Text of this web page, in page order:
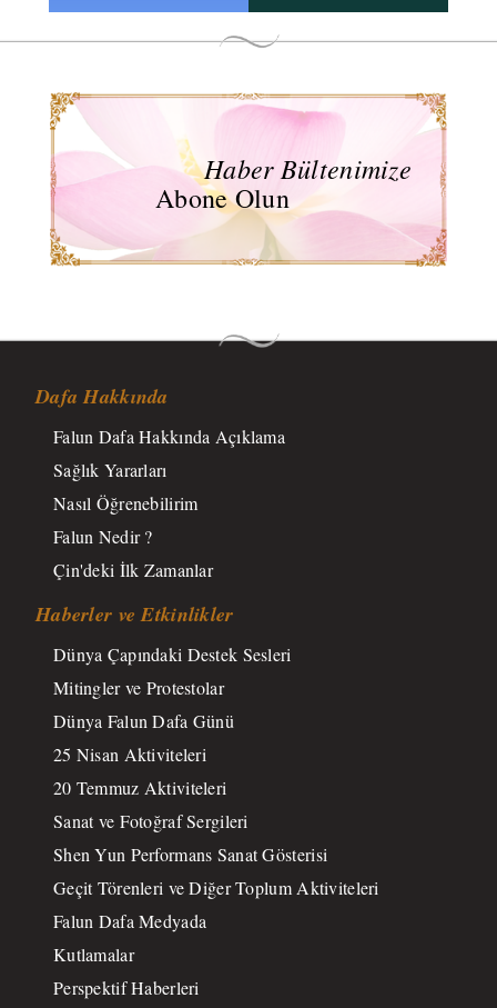
Haber Bültenimize
Abone Olun
Dafa Hakkında
Falun Dafa Hakkında Açıklama
Sağlık Yararları
Nasıl Öğrenebilirim
Falun Nedir ?
Çin'deki İlk Zamanlar
Haberler ve Etkinlikler
Dünya Çapındaki Destek Sesleri
Mitingler ve Protestolar
Dünya Falun Dafa Günü
25 Nisan Aktiviteleri
20 Temmuz Aktiviteleri
Sanat ve Fotoğraf Sergileri
Shen Yun Performans Sanat Gösterisi
Geçit Törenleri ve Diğer Toplum Aktiviteleri
Falun Dafa Medyada
Kutlamalar
Perspektif Haberleri